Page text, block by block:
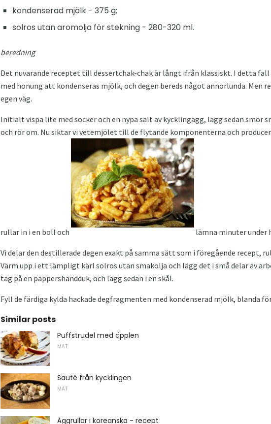
kondenserad mjölk - 375 g;
solros utan aromolja för stekning - 280-320 ml.
beredning
Det nuvarande receptet till dessertchak-chak är långt ifrån klassiskt. I detta
med honung att kondenseras mjölk, och degen bereds något annorlunda.
egen väg.
Initialt vispa lite med socker och en nypa salt av kycklingägg, lägg sedan
och rör om. Nu siktar vi vetemjölet till de flytande komponenterna och
rullar in i en boll och lämna minuter under
Vi delar den destillerade degen exakt på samma sätt som i föregående recept,
Värm upp i ett lämpligt kärl solros utan smakolja och lägg det i små delar av
tag på en pappershandduk, och lägg sedan i en skål.
Fyll de färdiga kylda hackade degfragmenten med kondenserad mjölk, blanda
Similar posts
Puffstrudel med äpplen
MAT
Sauté från kycklingen
MAT
Äggrullar i koreanska - recept